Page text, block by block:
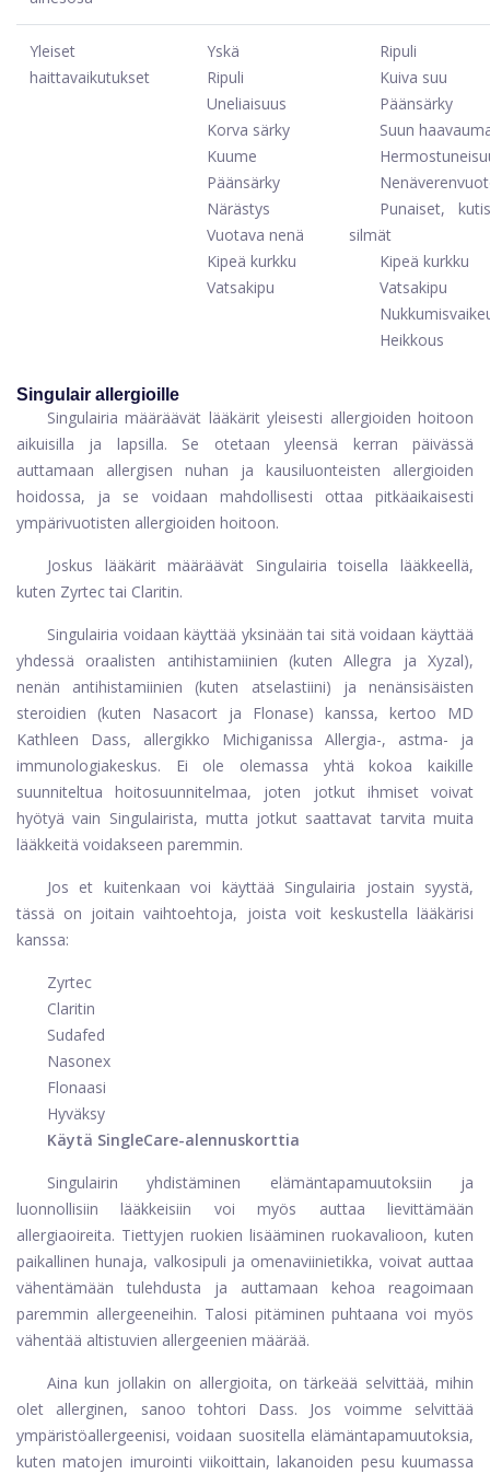
Yleiset
haittavaikutukset
Yskä
Ripuli
Uneliaisuus
Korva särky
Kuume
Päänsärky
Närästys
Vuotava nenä
Kipeä kurkku
Vatsakipu
Ripuli
Kuiva suu
Päänsärky
Suun
Punaiset,
silmät
Kipeä kurkku
Vatsakipu
Heikkous
Singulair allergioille
Singulairia määräävät lääkärit yleisesti allergioiden hoitoon
aikuisilla ja lapsilla. Se otetaan yleensä kerran päivässä
auttamaan allergisen nuhan ja kausiluonteisten allergioiden
hoidossa, ja se voidaan mahdollisesti ottaa pitkäaikaisesti
ympärivuotisten allergioiden hoitoon.
Joskus lääkärit määräävät Singulairia toisella lääkkeellä,
kuten Zyrtec tai Claritin.
Singulairia voidaan käyttää yksinään tai sitä voidaan käyttää
yhdessä oraalisten antihistamiinien (kuten Allegra ja Xyzal),
nenän antihistamiinien (kuten atselastiini) ja nenänsisäisten
steroidien (kuten Nasacort ja Flonase) kanssa, kertoo MD
Kathleen Dass, allergikko Michiganissa Allergia-, astma- ja
immunologiakeskus. Ei ole olemassa yhtä kokoa kaikille
suunniteltua hoitosuunnitelmaa, joten jotkut ihmiset voivat
hyötyä vain Singulairista, mutta jotkut saattavat tarvita muita
lääkkeitä voidakseen paremmin.
Jos et kuitenkaan voi käyttää Singulairia jostain syystä,
tässä on joitain vaihtoehtoja, joista voit keskustella lääkärisi
kanssa:
Zyrtec
Claritin
Sudafed
Nasonex
Flonaasi
Hyväksy
Käytä SingleCare-alennuskorttia
Singulairin yhdistäminen elämäntapamuutoksiin ja
luonnollisiin lääkkeisiin voi myös auttaa lievittämään
allergiaoireita. Tiettyjen ruokien lisääminen ruokavalioon, kuten
paikallinen hunaja, valkosipuli ja omenaviinietikka, voivat auttaa
vähentämään tulehdusta ja auttamaan kehoa reagoimaan
paremmin allergeeneihin. Talosi pitäminen puhtaana voi myös
vähentää altistuvien allergeenien määrää.
Aina kun jollakin on allergioita, on tärkeää selvittää, mihin
olet allerginen, sanoo tohtori Dass. Jos voimme selvittää
ympäristöallergeenisi, voidaan suositella elämäntapamuutoksia,
kuten matojen imurointi viikoittain, lakanoiden pesu kuumassa